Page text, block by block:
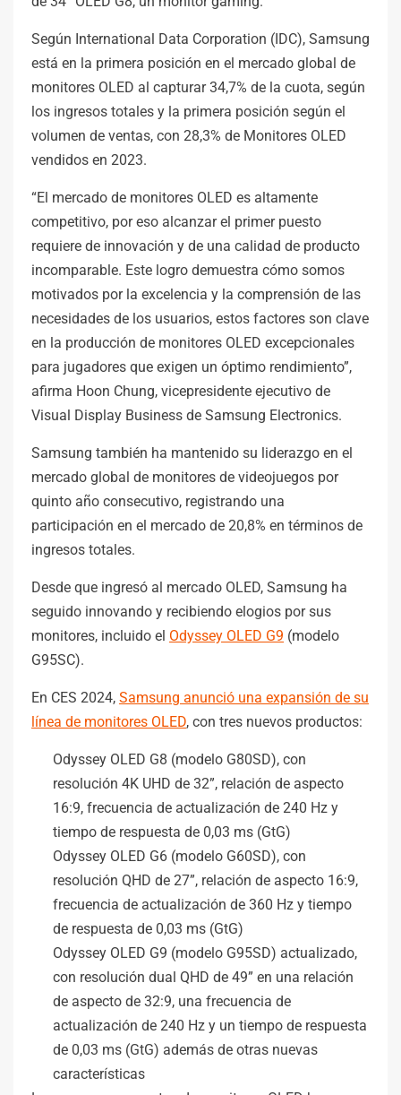
Según International Data Corporation (IDC), Samsung
está en la primera posición en el mercado global de
monitores OLED al capturar 34,7% de la cuota, según
los ingresos totales y la primera posición según el
volumen de ventas, con 28,3% de Monitores OLED
vendidos en 2023.
“El mercado de monitores OLED es altamente
competitivo, por eso alcanzar el primer puesto
requiere de innovación y de una calidad de producto
incomparable. Este logro demuestra cómo somos
motivados por la excelencia y la comprensión de las
necesidades de los usuarios, estos factores son clave
en la producción de monitores OLED excepcionales
para jugadores que exigen un óptimo rendimiento”,
afirma Hoon Chung, vicepresidente ejecutivo de
Visual Display Business de Samsung Electronics.
Samsung también ha mantenido su liderazgo en el
mercado global de monitores de videojuegos por
quinto año consecutivo, registrando una
participación en el mercado de 20,8% en términos de
ingresos totales.
Desde que ingresó al mercado OLED, Samsung ha
seguido innovando y recibiendo elogios por sus
monitores, incluido el Odyssey OLED G9 (modelo
G95SC).
En CES 2024, Samsung anunció una expansión de su
línea de monitores OLED, con tres nuevos productos:
Odyssey OLED G8 (modelo G80SD), con
resolución 4K UHD de 32”, relación de aspecto
16:9, frecuencia de actualización de 240 Hz y
tiempo de respuesta de 0,03 ms (GtG)
Odyssey OLED G6 (modelo G60SD), con
resolución QHD de 27”, relación de aspecto 16:9,
frecuencia de actualización de 360 Hz y tiempo
de respuesta de 0,03 ms (GtG)
Odyssey OLED G9 (modelo G95SD) actualizado,
con resolución dual QHD de 49” en una relación
de aspecto de 32:9, una frecuencia de
actualización de 240 Hz y un tiempo de respuesta
de 0,03 ms (GtG) además de otras nuevas
características